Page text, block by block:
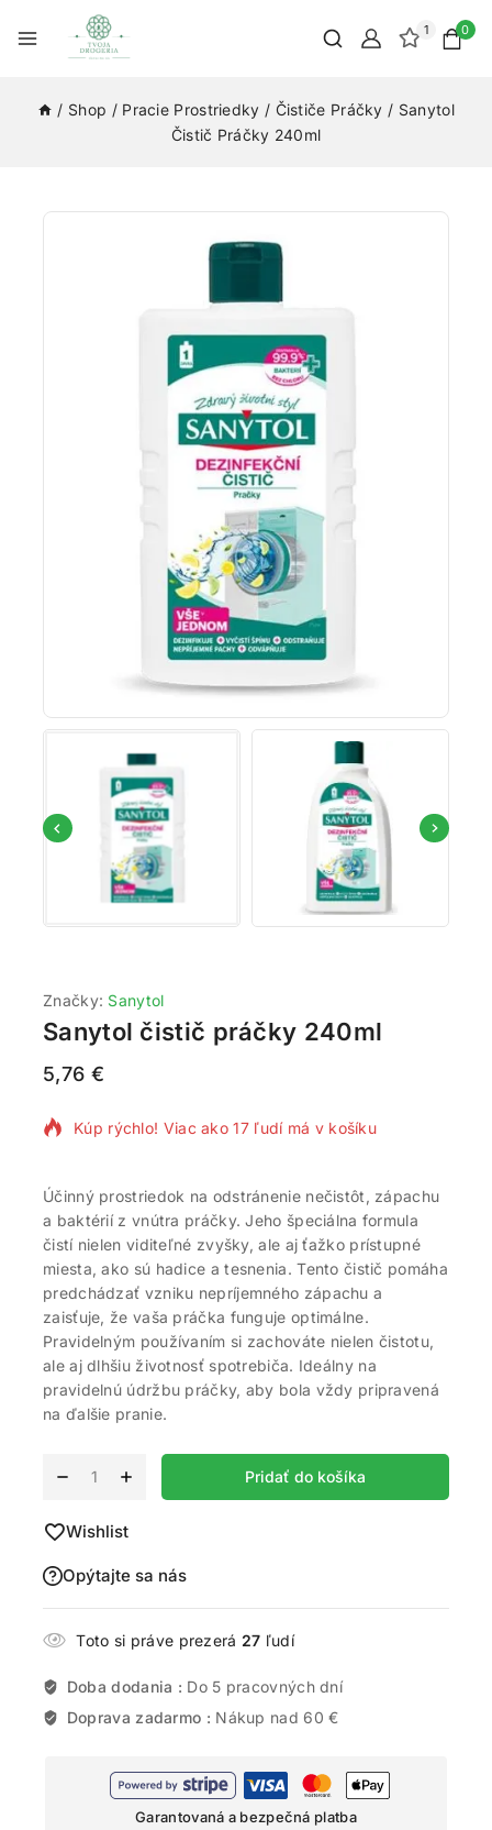
1 0
/ Shop / Pracie Prostriedky / Čističe Práčky / Sanytol
Čistič Práčky 240ml
Značky: Sanytol
Sanytol čistič práčky 240ml
5,76 €
13 produktov predaných za posledných 4 hodín
Kúp rýchlo! Viac ako 17 ľudí má v košíku
Účinný prostriedok na odstránenie nečistôt, zápachu
a baktérií z vnútra práčky. Jeho špeciálna formula
čistí nielen viditeľné zvyšky, ale aj ťažko prístupné
miesta, ako sú hadice a tesnenia. Tento čistič pomáha
predchádzať vzniku nepríjemného zápachu a
zaisťuje, že vaša práčka funguje optimálne.
Pravidelným používaním si zachováte nielen čistotu,
ale aj dlhšiu životnosť spotrebiča. Ideálny na
pravidelnú údržbu práčky, aby bola vždy pripravená
na ďalšie pranie.
Pridať do košíka
Wishlist
Opýtajte sa nás
Toto si práve prezerá 27 ľudí
Doba dodania : Do 5 pracovných dní
Doprava zadarmo : Nákup nad 60 €
Garantovaná a bezpečná platba